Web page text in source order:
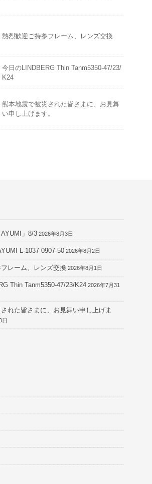
熱烈歓迎ご持参フレーム、レンズ交換
今日のLINDBERG Thin Tanm5350-47/23/
K24
熊本地震で被災された皆さまに、お見舞
い申し上げます。
」8/3 2026年8月3日
L-1037 0907-50 2026年8月2日
レーム、レンズ交換 2026年8月1日
Thin Tanm5350-47/23/K24 2026年7月31
れた皆さまに、お見舞い申し上げま
日